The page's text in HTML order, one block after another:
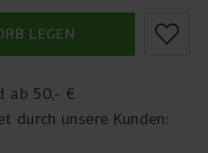
LEGEN
ab 50,- €
durch unsere Kunden: